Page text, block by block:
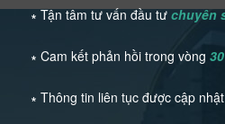
∗ Tận tâm tư vấn đầu tưchuyên
∗ Cam kết phản hồi trong vòng
∗ Thông tin liên tục được cập nhật